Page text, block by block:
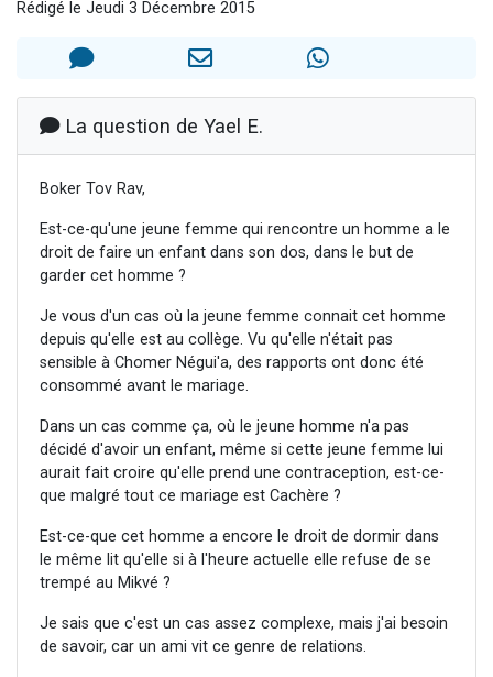
3 personnes viennent de faire un don pour 5 jours de vacances aux Orphelins
3 personnes viennent de nous rejoindre sur WhatsApp
Rédigé le Jeudi 3 Décembre 2015
La question de Yael E.
Boker Tov Rav,
Est-ce-qu'une jeune femme qui rencontre un homme a le
droit de faire un enfant dans son dos, dans le but de
garder cet homme ?
Je vous d'un cas où la jeune femme connait cet homme
depuis qu'elle est au collège. Vu qu'elle n'était pas
sensible à Chomer Négui'a, des rapports ont donc été
consommé avant le mariage.
Dans un cas comme ça, où le jeune homme n'a pas
décidé d'avoir un enfant, même si cette jeune femme lui
aurait fait croire qu'elle prend une contraception, est-ce-
que malgré tout ce mariage est Cachère ?
Est-ce-que cet homme a encore le droit de dormir dans
le même lit qu'elle si à l'heure actuelle elle refuse de se
trempé au Mikvé ?
Je sais que c'est un cas assez complexe, mais j'ai besoin
de savoir, car un ami vit ce genre de relations.